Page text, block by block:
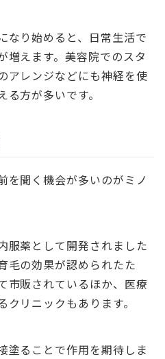
なり始めると、日常生活で
増えます。美容院でのスタ
アレンジなどにも神経を使
方が多いです。
を聞く機会が多いのがミノ
服薬として開発されました
毛の効果が認められたた
市販されているほか、医療
リニックもあります。
塗ることで作用を期待しま